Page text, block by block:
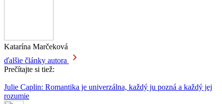
Katarína Marčeková
ďalšie články autora
Prečítajte si tiež:
Julie Caplin: Romantika je univerzálna, každý ju pozná a každý jej
rozumie